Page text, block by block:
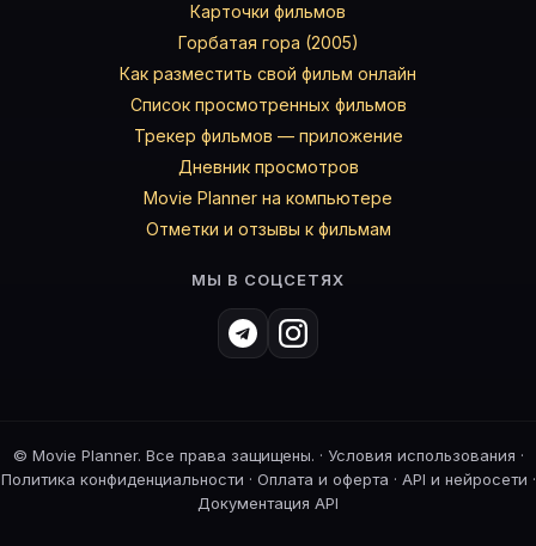
Карточки фильмов
Горбатая гора (2005)
Как разместить свой фильм онлайн
Список просмотренных фильмов
Трекер фильмов — приложение
Дневник просмотров
Movie Planner на компьютере
Отметки и отзывы к фильмам
МЫ В СОЦСЕТЯХ
© Movie Planner. Все права защищены. · Условия использования ·
Политика конфиденциальности · Оплата и оферта · API и нейросети ·
Документация API